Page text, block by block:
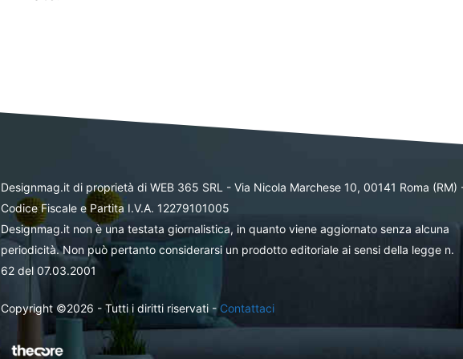
Designmag.it di proprietà di WEB 365 SRL - Via Nicola Marchese 10, 00141 Roma (RM)
Codice Fiscale e Partita I.V.A. 12279101005
Designmag.it non è una testata giornalistica, in quanto viene aggiornato senza alcuna
periodicità. Non può pertanto considerarsi un prodotto editoriale ai sensi della legge n.
62 del 07.03.2001
Copyright ©2026 - Tutti i diritti riservati -Contattaci